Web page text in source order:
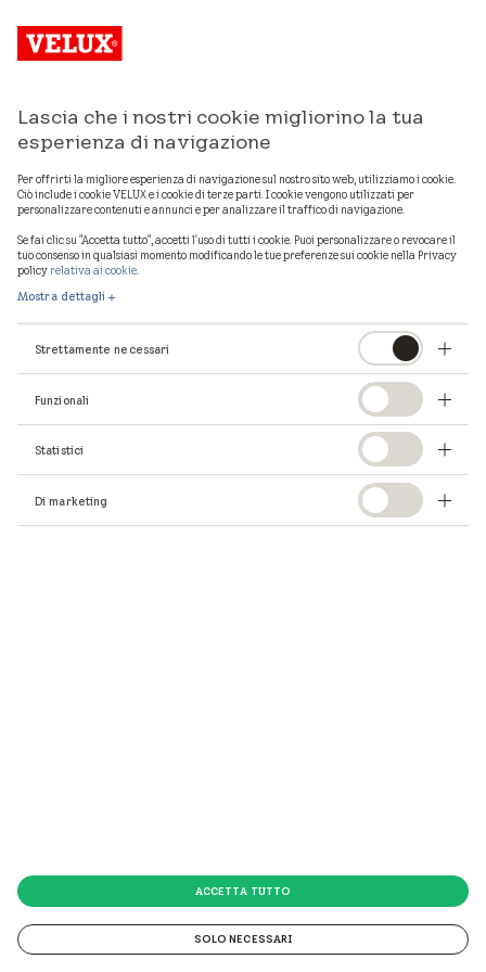
Lascia che i nostri cookie migliorino la tua
esperienza di navigazione
Per offrirti la migliore esperienza di navigazione sul nostro sito web, utilizziamo i cookie.
Ciò include i cookie VELUX e i cookie di terze parti. I cookie vengono utilizzati per
personalizzare contenuti e annunci e per analizzare il traffico di navigazione.
Se fai clic su "Accetta tutto", accetti l'uso di tutti i cookie. Puoi personalizzare o revocare il
tuo consenso in qualsiasi momento modificando le tue preferenze sui cookie nella Privacy
policy relativa ai cookie.
Mostra dettagli
Strettamente necessari
Funzionali
Statistici
Di marketing
SOLO NECESSARI
ACCETTA TUTTO
Mostra mappa
professionisti VELUX in provincia di Bergamo
© 2026 VELUX Italia s.p.a. Via Strà 152 - 37030 Colognola ai Colli (VR) P.IVA 01337770232
© 2026 VELUX Italia s.p.a.